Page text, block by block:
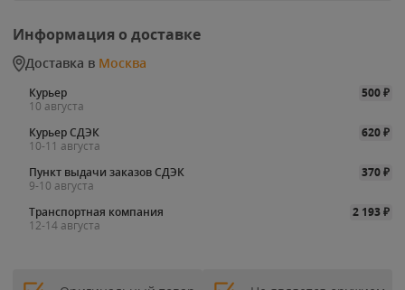
Информация о доставке
Доставка в Москва
Курьер 500₽
10 августа
Курьер СДЭК
620₽
10-11 августа
Пункт выдачи заказов СДЭК
370₽
9-10 августа
Транспортная компания
2 193₽
12-14 августа